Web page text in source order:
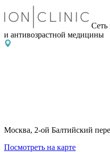
Сеть
и антивозрастной медицины
Москва, 2-ой Балтийский
Посмотреть на карте